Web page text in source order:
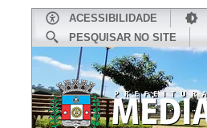
ACESSIBILIDADE
PESQUISAR NO SITE